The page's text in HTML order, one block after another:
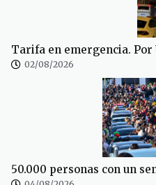
Tarifa en emergencia.
02/08/2026
50.000 personas con un